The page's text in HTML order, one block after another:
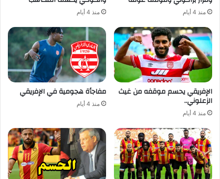
منذ 4 أيام منذ 4 أيام
الإفريقي يحسم موقفه من غيث
الزعلوني..
منذ 4 أيام
مفاجأة هجومية في الإفريقي
منذ 4 أيام